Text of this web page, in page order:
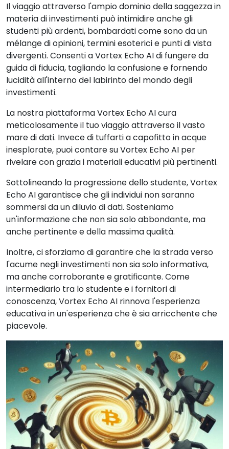
Il viaggio attraverso l'ampio dominio della saggezza in
materia di investimenti può intimidire anche gli
studenti più ardenti, bombardati come sono da un
mélange di opinioni, termini esoterici e punti di vista
divergenti. Consenti a Vortex Echo AI di fungere da
guida di fiducia, tagliando la confusione e fornendo
lucidità all'interno del labirinto del mondo degli
investimenti.
La nostra piattaforma Vortex Echo AI cura
meticolosamente il tuo viaggio attraverso il vasto
mare di dati. Invece di tuffarti a capofitto in acque
inesplorate, puoi contare su Vortex Echo AI per
rivelare con grazia i materiali educativi più pertinenti.
Sottolineando la progressione dello studente, Vortex
Echo AI garantisce che gli individui non saranno
sommersi da un diluvio di dati. Sosteniamo
un'informazione che non sia solo abbondante, ma
anche pertinente e della massima qualità.
Inoltre, ci sforziamo di garantire che la strada verso
l'acume negli investimenti non sia solo informativa,
ma anche corroborante e gratificante. Come
intermediario tra lo studente e i fornitori di
conoscenza, Vortex Echo AI rinnova l'esperienza
educativa in un'esperienza che è sia arricchente che
piacevole.